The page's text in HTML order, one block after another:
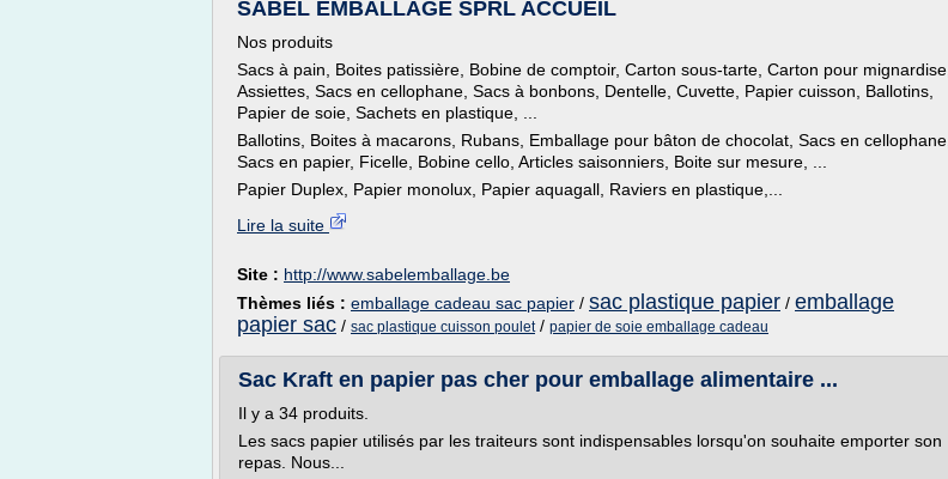
SABEL EMBALLAGE SPRL ACCUEIL
Nos produits
Sacs à pain, Boites patissière, Bobine de comptoir, Carton sous-tarte, Carton pour mignardise,
Assiettes, Sacs en cellophane, Sacs à bonbons, Dentelle, Cuvette, Papier cuisson, Ballotins,
Papier de soie, Sachets en plastique, ...
Ballotins, Boites à macarons, Rubans, Emballage pour bâton de chocolat, Sacs en cellophane,
Sacs en papier, Ficelle, Bobine cello, Articles saisonniers, Boite sur mesure, ...
Papier Duplex, Papier monolux, Papier aquagall, Raviers en plastique,...
Lire la suite
Site : http://www.sabelemballage.be
Thèmes liés : emballage cadeau sac papier / sac plastique papier / emballage
papier sac / sac plastique cuisson poulet/ papier de soie emballage cadeau
Sac Kraft en papier pas cher pour emballage alimentaire ...
Il y a 34 produits.
Les sacs papier utilisés par les traiteurs sont indispensables lorsqu'on souhaite emporter son
repas. Nous...